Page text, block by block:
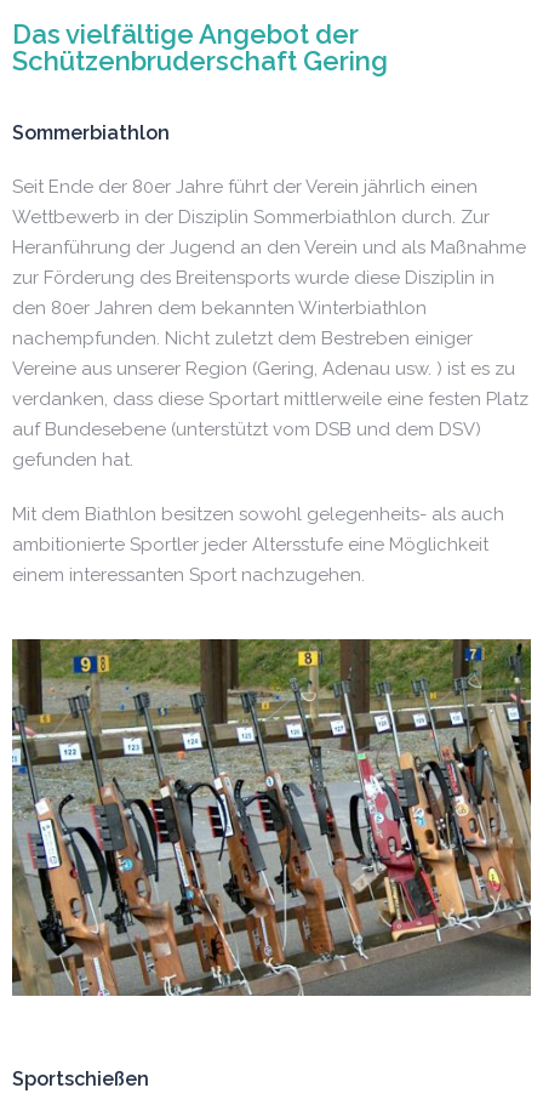
Das vielfältige Angebot der
Schützenbruderschaft Gering
Sommerbiathlon
Seit Ende der 80er Jahre führt der Verein jährlich einen
Wettbewerb in der Disziplin Sommerbiathlon durch. Zur
Heranführung der Jugend an den Verein und als Maßnahme
zur Förderung des Breitensports wurde diese Disziplin in
den 80er Jahren dem bekannten Winterbiathlon
nachempfunden. Nicht zuletzt dem Bestreben einiger
Vereine aus unserer Region (Gering, Adenau usw. ) ist es zu
verdanken, dass diese Sportart mittlerweile eine festen Platz
auf Bundesebene (unterstützt vom DSB und dem DSV)
gefunden hat.
Mit dem Biathlon besitzen sowohl gelegenheits- als auch
ambitionierte Sportler jeder Altersstufe eine Möglichkeit
einem interessanten Sport nachzugehen.
Sportschießen